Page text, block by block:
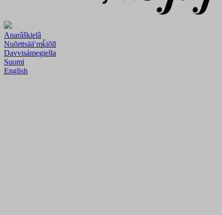
Anarâškielâ
Nuõrttsääʹmǩiõll
Davvisámegiella
Suomi
English